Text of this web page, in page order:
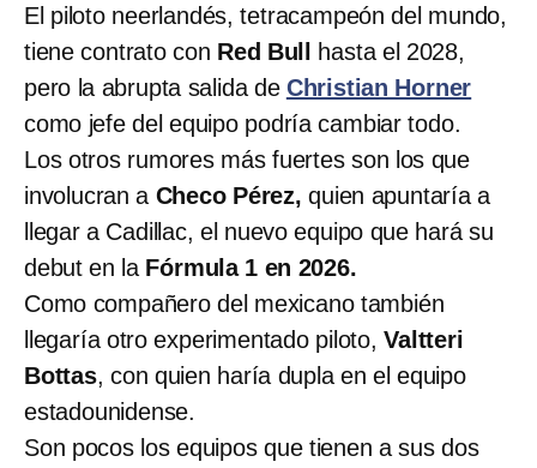
El piloto neerlandés, tetracampeón del mundo,
tiene contrato con Red Bull hasta el 2028,
pero la abrupta salida de Christian Horner
como jefe del equipo podría cambiar todo.
Los otros rumores más fuertes son los que
involucran a Checo Pérez, quien apuntaría a
llegar a Cadillac, el nuevo equipo que hará su
debut en la Fórmula 1 en 2026.
Como compañero del mexicano también
llegaría otro experimentado piloto,Valtteri
Bottas, con quien haría dupla en el equipo
estadounidense.
Son pocos los equipos que tienen a sus dos